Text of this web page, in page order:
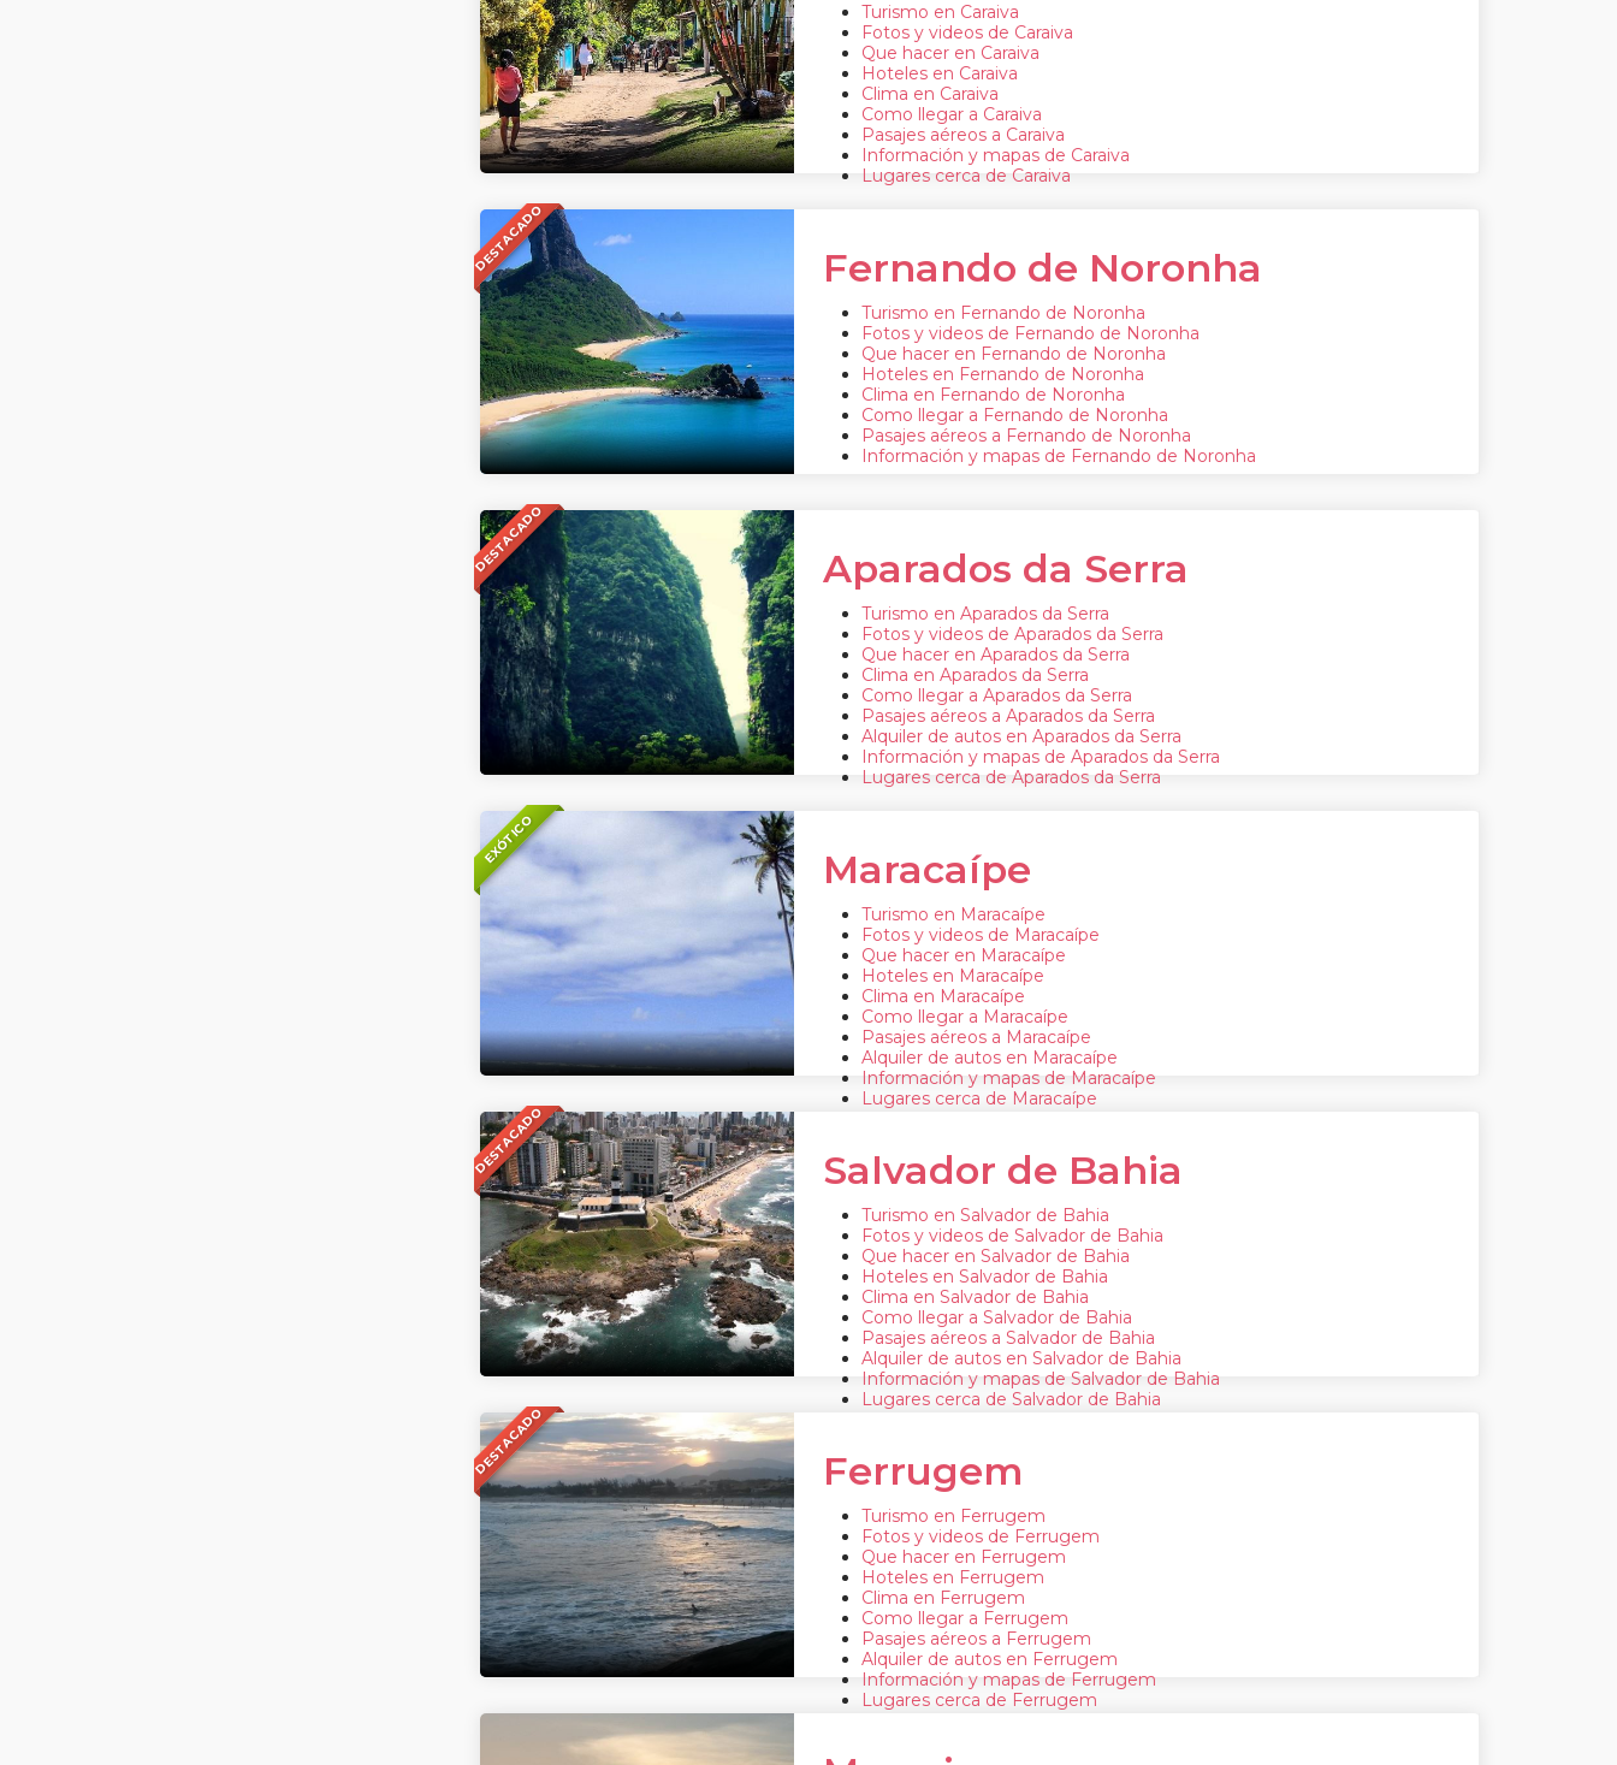
Turismo en Caraiva
Fotos y videos de Caraiva
Que hacer en Caraiva
Hoteles en Caraiva
Clima en Caraiva
Como llegar a Caraiva
Pasajes aéreos a Caraiva
Información y mapas de Caraiva
Lugares cerca de Caraiva
DESTACADO Fernando de Noronha
Turismo en Fernando de Noronha
Fotos y videos de Fernando de Noronha
Que hacer en Fernando de Noronha
Hoteles en Fernando de Noronha
Clima en Fernando de Noronha
Como llegar a Fernando de Noronha
Pasajes aéreos a Fernando de Noronha
Información y mapas de Fernando de Noronha
DESTACADO Aparados da Serra
Turismo en Aparados da Serra
Fotos y videos de Aparados da Serra
Que hacer en Aparados da Serra
Clima en Aparados da Serra
Como llegar a Aparados da Serra
Pasajes aéreos a Aparados da Serra
Alquiler de autos en Aparados da Serra
Información y mapas de Aparados da Serra
Lugares cerca de Aparados da Serra
EXÓTICO
Maracaípe
Turismo en Maracaípe
Fotos y videos de Maracaípe
Que hacer en Maracaípe
Hoteles en Maracaípe
Clima en Maracaípe
Como llegar a Maracaípe
Pasajes aéreos a Maracaípe
Alquiler de autos en Maracaípe
Información y mapas de Maracaípe
Lugares cerca de Maracaípe
DESTACADO Salvador de Bahia
Turismo en Salvador de Bahia
Fotos y videos de Salvador de Bahia
Que hacer en Salvador de Bahia
Hoteles en Salvador de Bahia
Clima en Salvador de Bahia
Como llegar a Salvador de Bahia
Pasajes aéreos a Salvador de Bahia
Alquiler de autos en Salvador de Bahia
Información y mapas de Salvador de Bahia
Lugares cerca de Salvador de Bahia
DESTACADO Ferrugem
Turismo en Ferrugem
Fotos y videos de Ferrugem
Que hacer en Ferrugem
Hoteles en Ferrugem
Clima en Ferrugem
Como llegar a Ferrugem
Pasajes aéreos a Ferrugem
Alquiler de autos en Ferrugem
Información y mapas de Ferrugem
Lugares cerca de Ferrugem